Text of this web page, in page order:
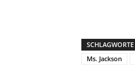
SCHLAGWORTE
Ms. Jackson